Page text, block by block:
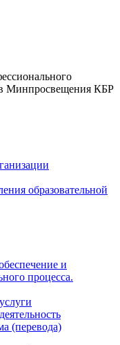
Минпросвещения КБР
образовательной
и
процесса.
(перевода)